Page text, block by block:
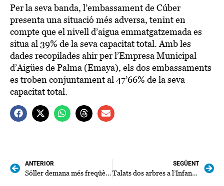
Per la seva banda, l’embassament de Cúber
presenta una situació més adversa, tenint en
compte que el nivell d’aigua emmatgatzemada es
situa al 39% de la seva capacitat total. Amb les
dades recopilades ahir per l’Empresa Municipal
d’Aigües de Palma (Emaya), els dos embassaments
es troben conjuntament al 47’66% de la seva
capacitat total.
ANTERIOR
Sóller demana més freqüències per al bus
SEGÜENT
Talats dos arbres a l’Infante Lois per perill de caiguda